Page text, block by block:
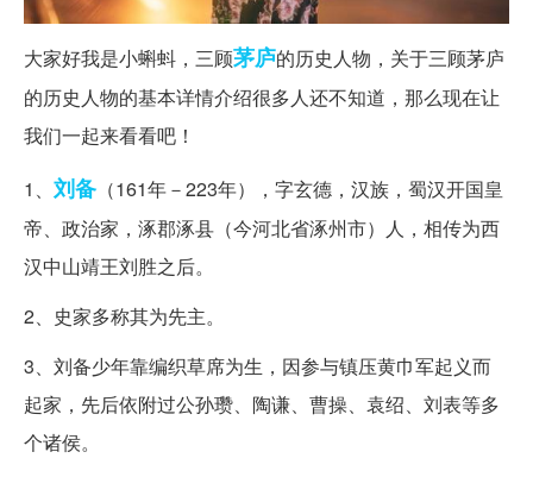
大家好我是小蝌蚪，三顾茅庐的历史人物，关于三顾茅庐
的历史人物的基本详情介绍很多人还不知道，那么现在让
我们一起来看看吧！
1、 刘备 （161年－223年），字玄德，汉族，蜀汉开国皇
帝、政治家，涿郡涿县（今河北省涿州市）人，相传为西
汉中山靖王刘胜之后。
2、史家多称其为先主。
3、刘备少年靠编织草席为生，因参与镇压黄巾军起义而
起家，先后依附过公孙瓒、陶谦、曹操、袁绍、刘表等多
个诸侯。